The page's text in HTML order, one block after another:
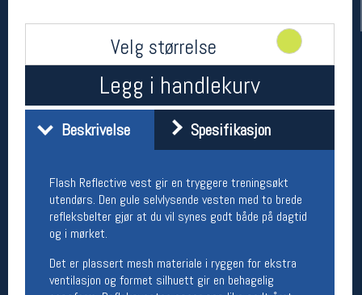
Velg størrelse
Legg i handlekurv
Beskrivelse Spesifikasjon
Flash Reflective vest gir en tryggere treningsøkt
utendørs. Den gule selvlysende vesten med to brede
refleksbelter gjør at du vil synes godt både på dagtid
og i mørket.
Det er plassert mesh materiale i ryggen for ekstra
ventilasjon og formet silhuett gir en behagelig
Her finner du oss
0183 Oslo
Telefon: 23 32 62 00
(telefontid man-fredag klokken 10-13)
Vis i kart
Om oss
Kontakt oss